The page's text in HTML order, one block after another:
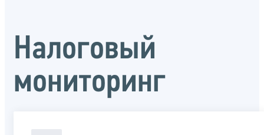
Налоговый
мониторинг